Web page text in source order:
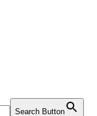
Search Button